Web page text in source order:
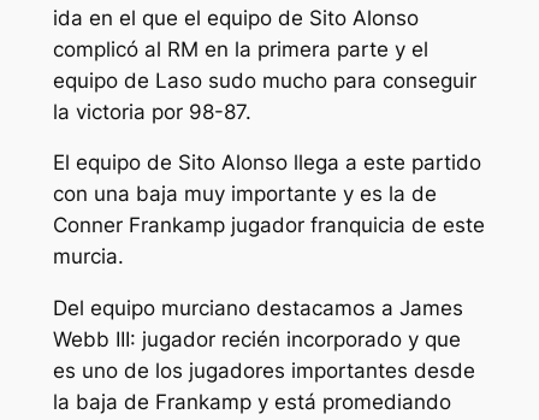
ida en el que el equipo de Sito Alonso
complicó al RM en la primera parte y el
equipo de Laso sudo mucho para conseguir
la victoria por 98-87.
El equipo de Sito Alonso llega a este partido
con una baja muy importante y es la de
Conner Frankamp jugador franquicia de este
murcia.
Del equipo murciano destacamos a James
Webb III: jugador recién incorporado y que
es uno de los jugadores importantes desde
la baja de Frankamp y está promediando